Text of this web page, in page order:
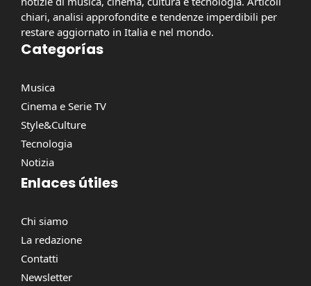
chiari, analisi approfondite e tendenze imperdibili per
restare aggiornato in Italia e nel mondo.
Categorías
Musica
Cinema e Serie TV
Style&Culture
Tecnologia
Notizia
Enlaces útiles
Chi siamo
La redazione
Contatti
Newsletter